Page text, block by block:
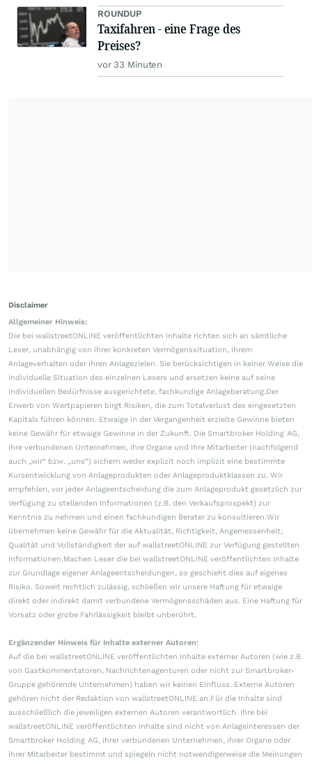
ROUNDUP
Taxifahren - eine Frage des
Preises?
vor 33 Minuten
Disclaimer
Allgemeiner Hinweis:
Die bei wallstreetONLINE veröffentlichten Inhalte richten sich an sämtliche
Leser, unabhängig von ihrer konkreten Vermögenssituation, ihrem
Anlageverhalten oder ihren Anlagezielen. Sie berücksichtigen in keiner Weise die
individuelle Situation des einzelnen Lesers und ersetzen keine auf seine
individuellen Bedürfnisse ausgerichtete, fachkundige Anlageberatung.Der
Erwerb von Wertpapieren birgt Risiken, die zum Totalverlust des eingesetzten
Kapitals führen können. Etwaige in der Vergangenheit erzielte Gewinne bieten
keine Gewähr für etwaige Gewinne in der Zukunft. Die Smartbroker Holding AG,
ihre verbundenen Unternehmen, ihre Organe und ihre Mitarbeiter (nachfolgend
auch „wir“ bzw. „uns“) sichern weder explizit noch implizit eine bestimmte
Kursentwicklung von Anlageprodukten oder Anlageproduktklassen zu. Wir
empfehlen, vor jeder Anlageentscheidung die zum Anlageprodukt gesetzlich zur
Verfügung zu stellenden Informationen (z.B. den Verkaufsprospekt) zur
Kenntnis zu nehmen und einen fachkundigen Berater zu konsultieren.Wir
übernehmen keine Gewähr für die Aktualität, Richtigkeit, Angemessenheit,
Qualität und Vollständigkeit der auf wallstreetONLINE zur Verfügung gestellten
Informationen.Machen Leser die bei wallstreetONLINE veröffentlichten Inhalte
zur Grundlage eigener Anlageentscheidungen, so geschieht dies auf eigenes
Risiko. Soweit rechtlich zulässig, schließen wir unsere Haftung für etwaige
direkt oder indirekt damit verbundene Vermögensschäden aus. Eine Haftung für
Vorsatz oder grobe Fahrlässigkeit bleibt unberührt.
Ergänzender Hinweis für Inhalte externer Autoren:
Auf die bei wallstreetONLINE veröffentlichten Inhalte externer Autoren (wie z.B.
von Gastkommentatoren, Nachrichtenagenturen oder nicht zur Smartbroker-
Gruppe gehörende Unternehmen) haben wir keinen Einfluss. Externe Autoren
gehören nicht der Redaktion von wallstreetONLINE an.Für die Inhalte sind
ausschließlich die jeweiligen externen Autoren verantwortlich. Ihre bei
wallstreetONLINE veröffentlichten Inhalte sind nicht von Anlageinteressen der
Smartbroker Holding AG, ihrer verbundenen Unternehmen, ihrer Organe oder
ihrer Mitarbeiter bestimmt und spiegeln nicht notwendigerweise die Meinungen